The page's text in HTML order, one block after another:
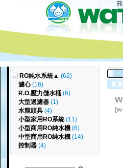
RO純水系統▲ (62)
濾心(16)
R.O.壓力儲水桶 (6)
大型過濾器 (1)
水龍頭具 (4)
小型家用RO系統(11)
小型商用RO純水機 (6)
中型商用RO純水機 (14)
控制器 (4)
首頁